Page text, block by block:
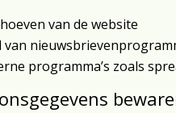
van de website
van
programma’s zoals